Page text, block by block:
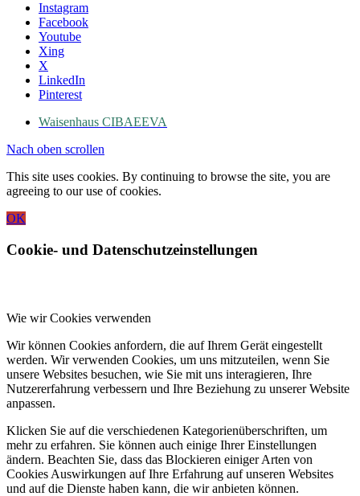
Instagram
Facebook
Youtube
Xing
X
LinkedIn
Pinterest
Waisenhaus CIBAEEVA
Nach oben scrollen
This site uses cookies. By continuing to browse the site, you are
agreeing to our use of cookies.
OK
Cookie- und Datenschutzeinstellungen
Wie wir Cookies verwenden
Wir können Cookies anfordern, die auf Ihrem Gerät eingestellt
werden. Wir verwenden Cookies, um uns mitzuteilen, wenn Sie
unsere Websites besuchen, wie Sie mit uns interagieren, Ihre
Nutzererfahrung verbessern und Ihre Beziehung zu unserer Website
anpassen.
Klicken Sie auf die verschiedenen Kategorienüberschriften, um
mehr zu erfahren. Sie können auch einige Ihrer Einstellungen
ändern. Beachten Sie, dass das Blockieren einiger Arten von
Cookies Auswirkungen auf Ihre Erfahrung auf unseren Websites
und auf die Dienste haben kann, die wir anbieten können.